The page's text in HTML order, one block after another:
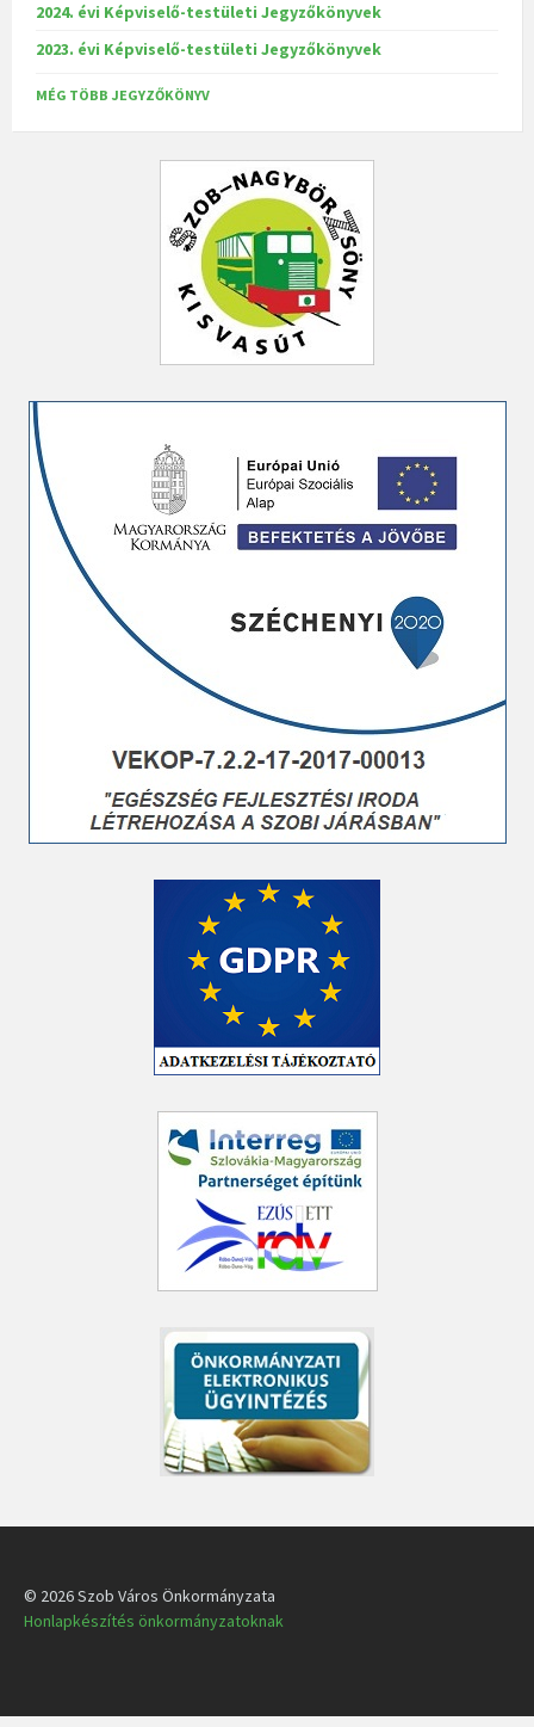
2024. évi Képviselő-testületi Jegyzőkönyvek
2023. évi Képviselő-testületi Jegyzőkönyvek
MÉG TÖBB JEGYZŐKÖNYV
© 2026 Szob Város Önkormányzata
Honlapkészítés önkormányzatoknak